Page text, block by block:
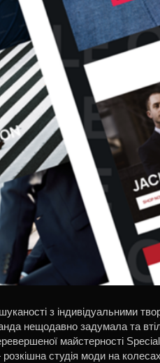
з індивідуальними
нещодавно задумала та
майстерності
студія моди на